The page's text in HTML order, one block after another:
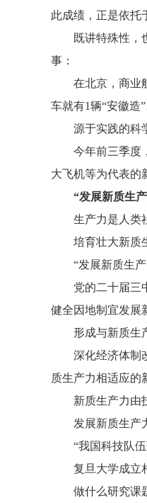
此成绩，正是依托
既讲特殊性，
事：
在北京，商业
车就有1辆“安徽
源于实践的科
今年前三季度
大飞机等为代表的
“发展新质生
生产力是人类
培育壮大新质
“发展新质生
党的二十届三
健全因地制宜发展
形成与新质生
深化经济体制
质生产力相适应的
新质生产力由
发展新质生产
“我国科技队
复旦大学成立
做什么研究课